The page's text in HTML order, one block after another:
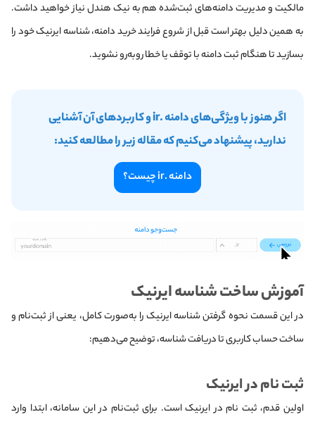
مالکیت و مدیریت دامنه‌های ثبت‌شده هم به نیک هندل نیاز خواهید داشت.
به همین دلیل بهتر است قبل از شروع فرایند خرید دامنه، شناسه ایرنیک خود را
بسازید تا هنگام ثبت دامنه با توقف یا خطا روبه‌رو نشوید.
اگر هنوز با ویژگی‌های دامنه .ir و کاربردهای آن آشنایی
ندارید، پیشنهاد می‌کنیم که مقاله زیر را مطالعه کنید:
دامنه .ir چیست؟
آموزش ساخت شناسه ایرنیک
در این قسمت نحوه گرفتن شناسه ایرنیک را به‌صورت کامل، یعنی از ثبت‌نام و
ساخت حساب کاربری تا دریافت شناسه، توضیح می‌دهیم:
ثبت نام در ایرنیک
اولین قدم، ثبت نام در ایرنیک است. برای ثبت‌نام در این سامانه، ابتدا وارد